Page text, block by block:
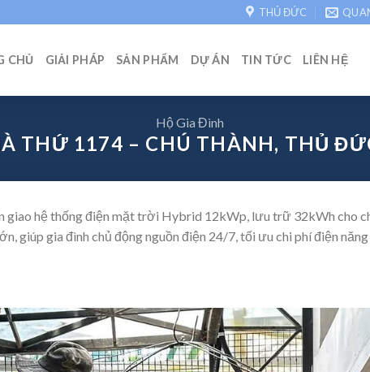
THỦ ĐỨC
CHỦ GIẢI PHÁP SẢN PHẨM DỰ ÁN TIN TỨC LIÊN HỆ
Hộ Gia Đình
THỨ 1174 – CHÚ THÀNH, THỦ
giao hệ thống điện mặt trời Hybrid 12kWp, lưu trữ 32kWh cho
giúp gia đình chủ động nguồn điện 24/7, tối ưu chi phí điện